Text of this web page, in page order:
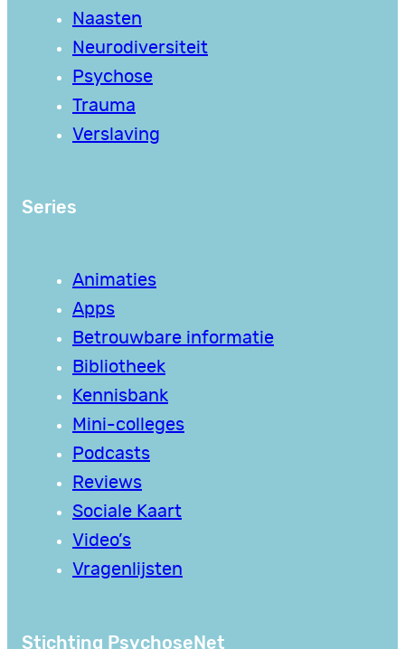
Naasten
Neurodiversiteit
Psychose
Trauma
Verslaving
Series
Animaties
Apps
Betrouwbare informatie
Bibliotheek
Kennisbank
Mini-colleges
Podcasts
Reviews
Sociale Kaart
Video’s
Vragenlijsten
Stichting PsychoseNet